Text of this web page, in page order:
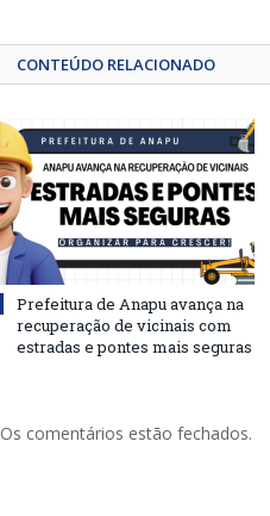
CONTEÚDO RELACIONADO
Prefeitura de Anapu avança na
recuperação de vicinais com
estradas e pontes mais seguras
Os comentários estão fechados.